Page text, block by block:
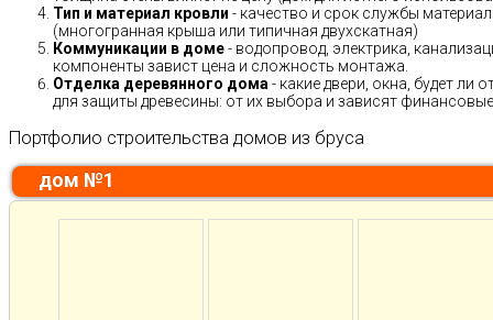
Тип и материал кровли - качество и срок службы
(многогранная крыша или типичная двухскатная)
Коммуникации в доме- водопровод, электрика,
компоненты завист цена и сложность монтажа.
Отделка деревянного дома - какие двери, окна, будет
для защиты древесины: от их выбора и зависят
Портфолио строительства домов из бруса
дом №1